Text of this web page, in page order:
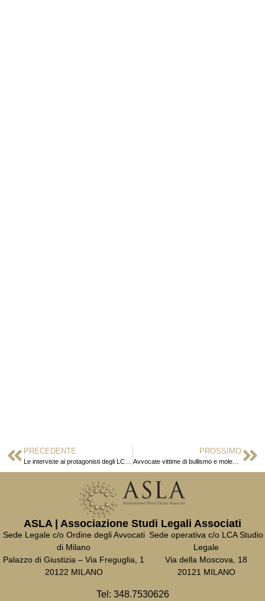
PRECEDENTE PROSSIMO
Avvocate vittime di bullismo e molestie sessuali
ASLA | Associazione Studi Legali Associati
Sede Legale c/o Ordine degli Avvocati
di Milano
Palazzo di Giustizia – Via Freguglia, 1
20122 MILANO
Sede operativa c/o LCA Studio
Legale
Via della Moscova, 18
20121 MILANO
Tel: 348.7530626